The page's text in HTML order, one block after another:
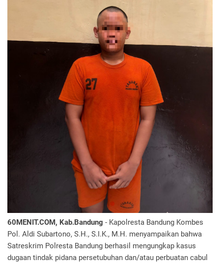
60MENIT.COM, Kab.Bandung - Kapolresta Bandung Kombes
Pol. Aldi Subartono, S.H., S.I.K., M.H. menyampaikan bahwa
Satreskrim Polresta Bandung berhasil mengungkap kasus
dugaan tindak pidana persetubuhan dan/atau perbuatan cabul